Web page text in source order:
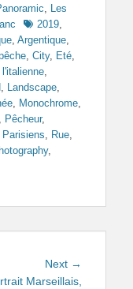
, Les
Tags2019,
, Argentique,
, City, Eté,
l'italienne,
, Landscape,
, Monochrome,
, Pêcheur,
Parisiens, Rue,
,
Next →
Marseillais,